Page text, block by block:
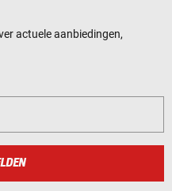
actuele aanbiedingen,